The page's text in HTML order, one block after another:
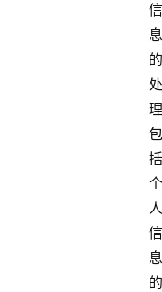
信
息
的
处
理
包
括
个
人
信
息
的